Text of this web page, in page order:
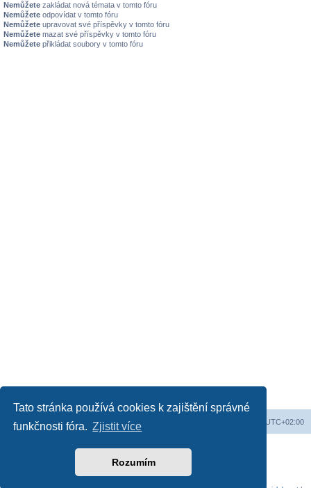
Tato stránka používá cookies k zajištění správné
funkčnosti fóra. Zjistit více
Rozumím
Nemůžete zakládat nová témata v tomto fóru
Nemůžete odpovídat v tomto fóru
Nemůžete upravovat své příspěvky v tomto fóru
Nemůžete mazat své příspěvky v tomto fóru
Nemůžete přikládat soubory v tomto fóru
Web Obsah fóra UTC+02:00
Český překlad –